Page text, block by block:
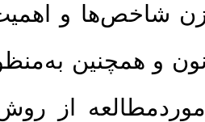
و اهمیت آن‌ها در
به‌منظور ارزیابی
از روش کوپراس